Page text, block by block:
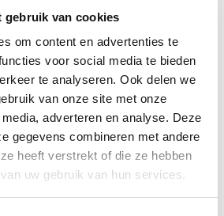
gebruik van cookies
om content en advertenties te
voor social media te bieden
te analyseren. Ook delen we
van onze site met onze
adverteren en analyse. Deze
gegevens combineren met andere
heeft verstrekt of die ze hebben
uw gebruik van hun services.
Poolse winnaar van Predator
Dutch Open 2025; brons
Marc Bijsterbosch
maanden 1 weekgeleden
Eurotour Dutch Open
start donderdag in Assen,
zaterdag 20:00 live op
TV
maanden 2 weken geleden